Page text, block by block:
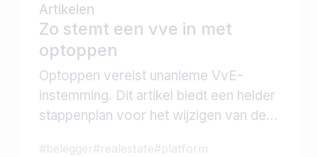
Artikelen
Zo stemt een vve in met
optoppen
Optoppen vereist unanieme VvE-
instemming. Dit artikel biedt een helder
stappenplan voor het wijzigen van de
#belegger#realestate#platform